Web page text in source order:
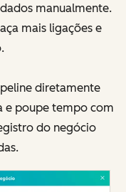
manualmente.
mais ligações e
diretamente
e poupe tempo com
do negócio